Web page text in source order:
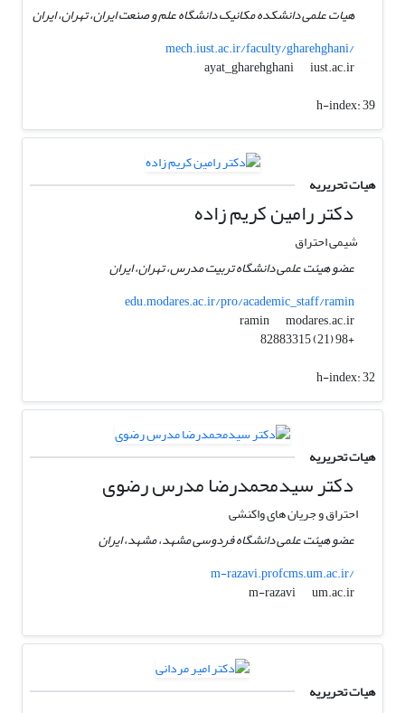
هیات علمی دانشکده مکانیک دانشگاه علم و صنعت ایران، تهران، ایران
mech.iust.ac.ir/faculty/gharehghani/
ayat_gharehghani
iust.ac.ir
h-index:39
هیات تحریریه
دکتر رامین کریم زاده
شیمی احتراق
عضو هیئت علمی دانشگاه تربیت مدرس، تهران، ایران
edu.modares.ac.ir/pro/academic_staff/ramin
ramin
modares.ac.ir
+98 (21) 82883315
h-index:32
هیات تحریریه
دکتر سیدمحمدرضا مدرس رضوی
احتراق و جریان های واکنشی
عضو هیئت علمی دانشگاه فردوسی مشهد، مشهد، ایران
m-razavi.profcms.um.ac.ir/
m-razavi
um.ac.ir
هیات تحریریه